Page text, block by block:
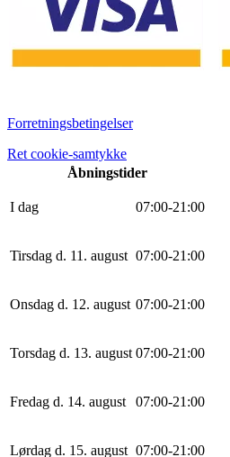
Forretningsbetingelser
Ret cookie-samtykke
Åbningstider
I dag 07:00-21:00
Tirsdag d. 11. august 07:00-21:00
Onsdag d. 12. august 07:00-21:00
Torsdag d. 13. august 07:00-21:00
Fredag d. 14. august 07:00-21:00
Lørdag d. 15. august 07:00-21:00